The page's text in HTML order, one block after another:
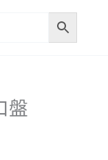
盤